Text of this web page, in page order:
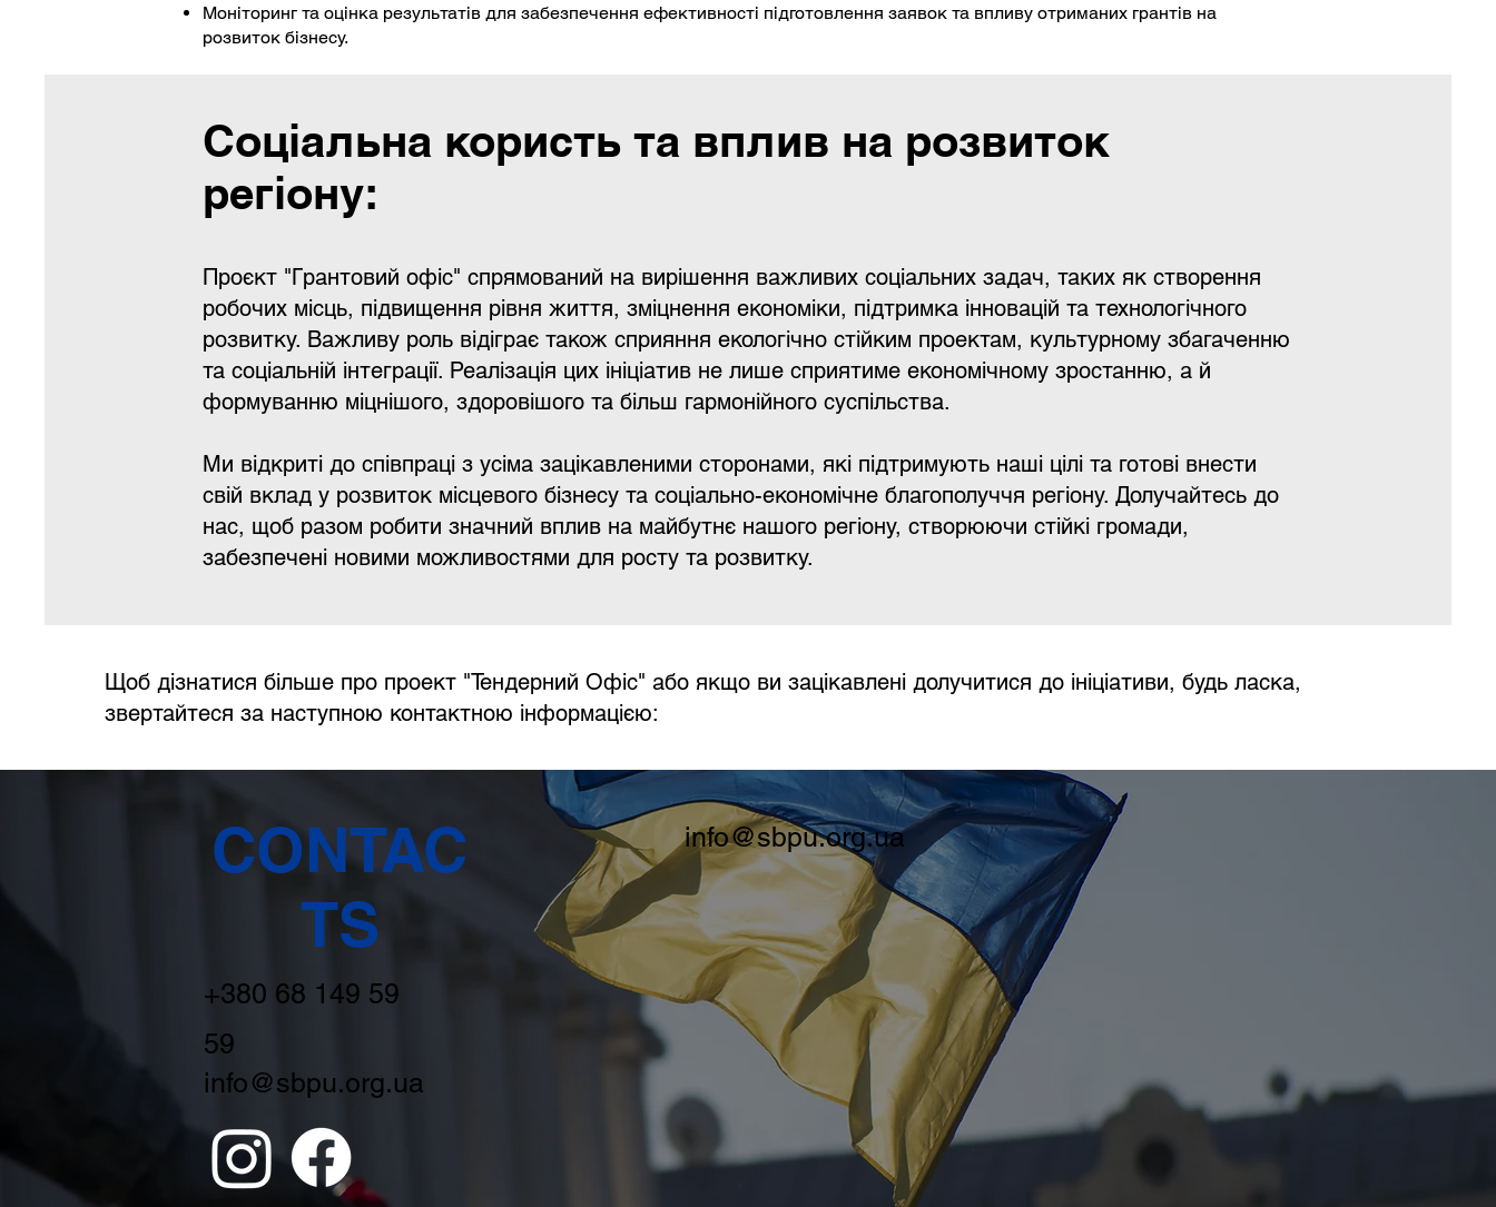
Моніторинг та оцінка результатів для забезпечення ефективності підготовлення заявок та впливу отриманих грантів на
розвиток бізнесу.
Соціальна користь та вплив на розвиток
регіону:
Проєкт "Грантовий офіс" спрямований на вирішення важливих соціальних задач, таких як створення
робочих місць, підвищення рівня життя, зміцнення економіки, підтримка інновацій та технологічного
розвитку. Важливу роль відіграє також сприяння екологічно стійким проектам, культурному збагаченню
та соціальній інтеграції. Реалізація цих ініціатив не лише сприятиме економічному зростанню, а й
формуванню міцнішого, здоровішого та більш гармонійного суспільства.
Ми відкриті до співпраці з усіма зацікавленими сторонами, які підтримують наші цілі та готові внести
свій вклад у розвиток місцевого бізнесу та соціально-економічне благополуччя регіону. Долучайтесь до
нас, щоб разом робити значний вплив на майбутнє нашого регіону, створюючи стійкі громади,
забезпечені новими можливостями для росту та розвитку.
Щоб дізнатися більше про проект "Тендерний Офіс" або якщо ви зацікавлені долучитися до ініціативи, будь ласка,
звертайтеся за наступною контактною інформацією:
CONTAC
TS
+380 68 149 59
59
info@sbpu.org.ua
info@sbpu.org.ua